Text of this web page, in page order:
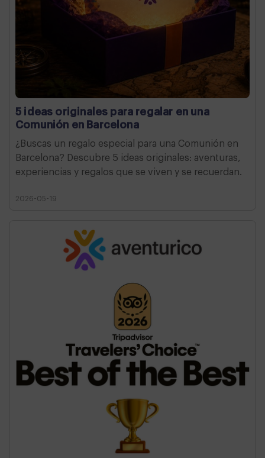
5 ideas originales para regalar en una
Comunión en Barcelona
¿Buscas un regalo especial para una Comunión en
Barcelona? Descubre 5 ideas originales: aventuras,
experiencias y regalos que se viven y se recuerdan.
2026-05-19